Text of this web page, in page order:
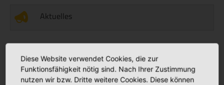
Aktuelles
Stellenmarkt
Diese Website verwendet Cookies, die zur
Funktionsfähigkeit nötig sind. Nach Ihrer Zustimmung
nutzen wir bzw. Dritte weitere Cookies. Diese können